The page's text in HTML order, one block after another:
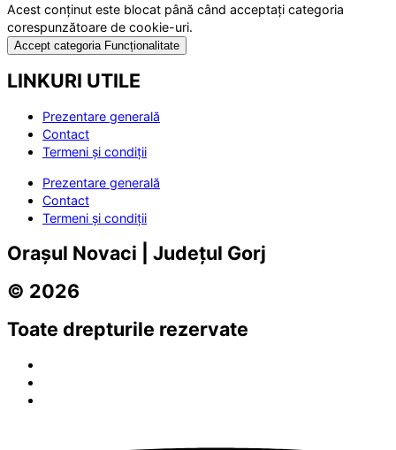
Acest conținut este blocat până când acceptați categoria
corespunzătoare de cookie-uri.
Accept categoria Funcționalitate
LINKURI UTILE
Prezentare generală
Contact
Termeni și condiții
Prezentare generală
Contact
Termeni și condiții
Orașul Novaci | Județul Gorj
© 2026
Toate drepturile rezervate